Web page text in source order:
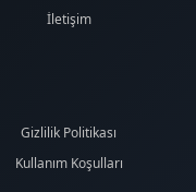
İletişim
Gizlilik Politikası
Kullanım Koşulları